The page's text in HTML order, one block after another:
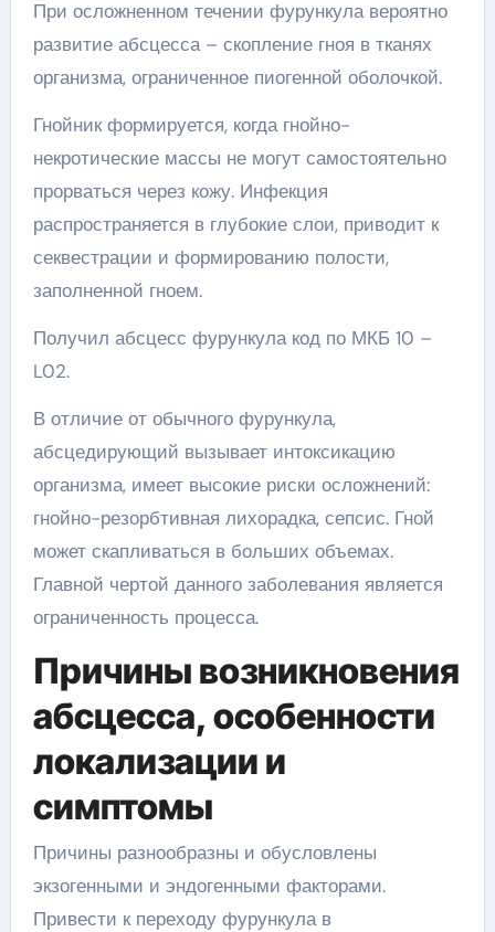
При осложненном течении фурункула вероятно
развитие абсцесса – скопление гноя в тканях
организма, ограниченное пиогенной оболочкой.
Гнойник формируется, когда гнойно-
некротические массы не могут самостоятельно
прорваться через кожу. Инфекция
распространяется в глубокие слои, приводит к
секвестрации и формированию полости,
заполненной гноем.
Получил абсцесс фурункула код по МКБ 10 –
L02.
В отличие от обычного фурункула,
абсцедирующий вызывает интоксикацию
организма, имеет высокие риски осложнений:
гнойно-резорбтивная лихорадка, сепсис. Гной
может скапливаться в больших объемах.
Главной чертой данного заболевания является
ограниченность процесса.
Причины возникновения
абсцесса, особенности
локализации и
симптомы
Причины разнообразны и обусловлены
экзогенными и эндогенными факторами.
Привести к переходу фурункула в